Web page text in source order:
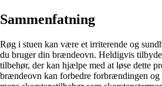
Sammenfatning
Røg i stuen kan være et irriterende og
du bruger din brændeovn. Heldigvis
tilbehør, der kan hjælpe med at løse dette
brændeovn kan forbedre forbrændingen og